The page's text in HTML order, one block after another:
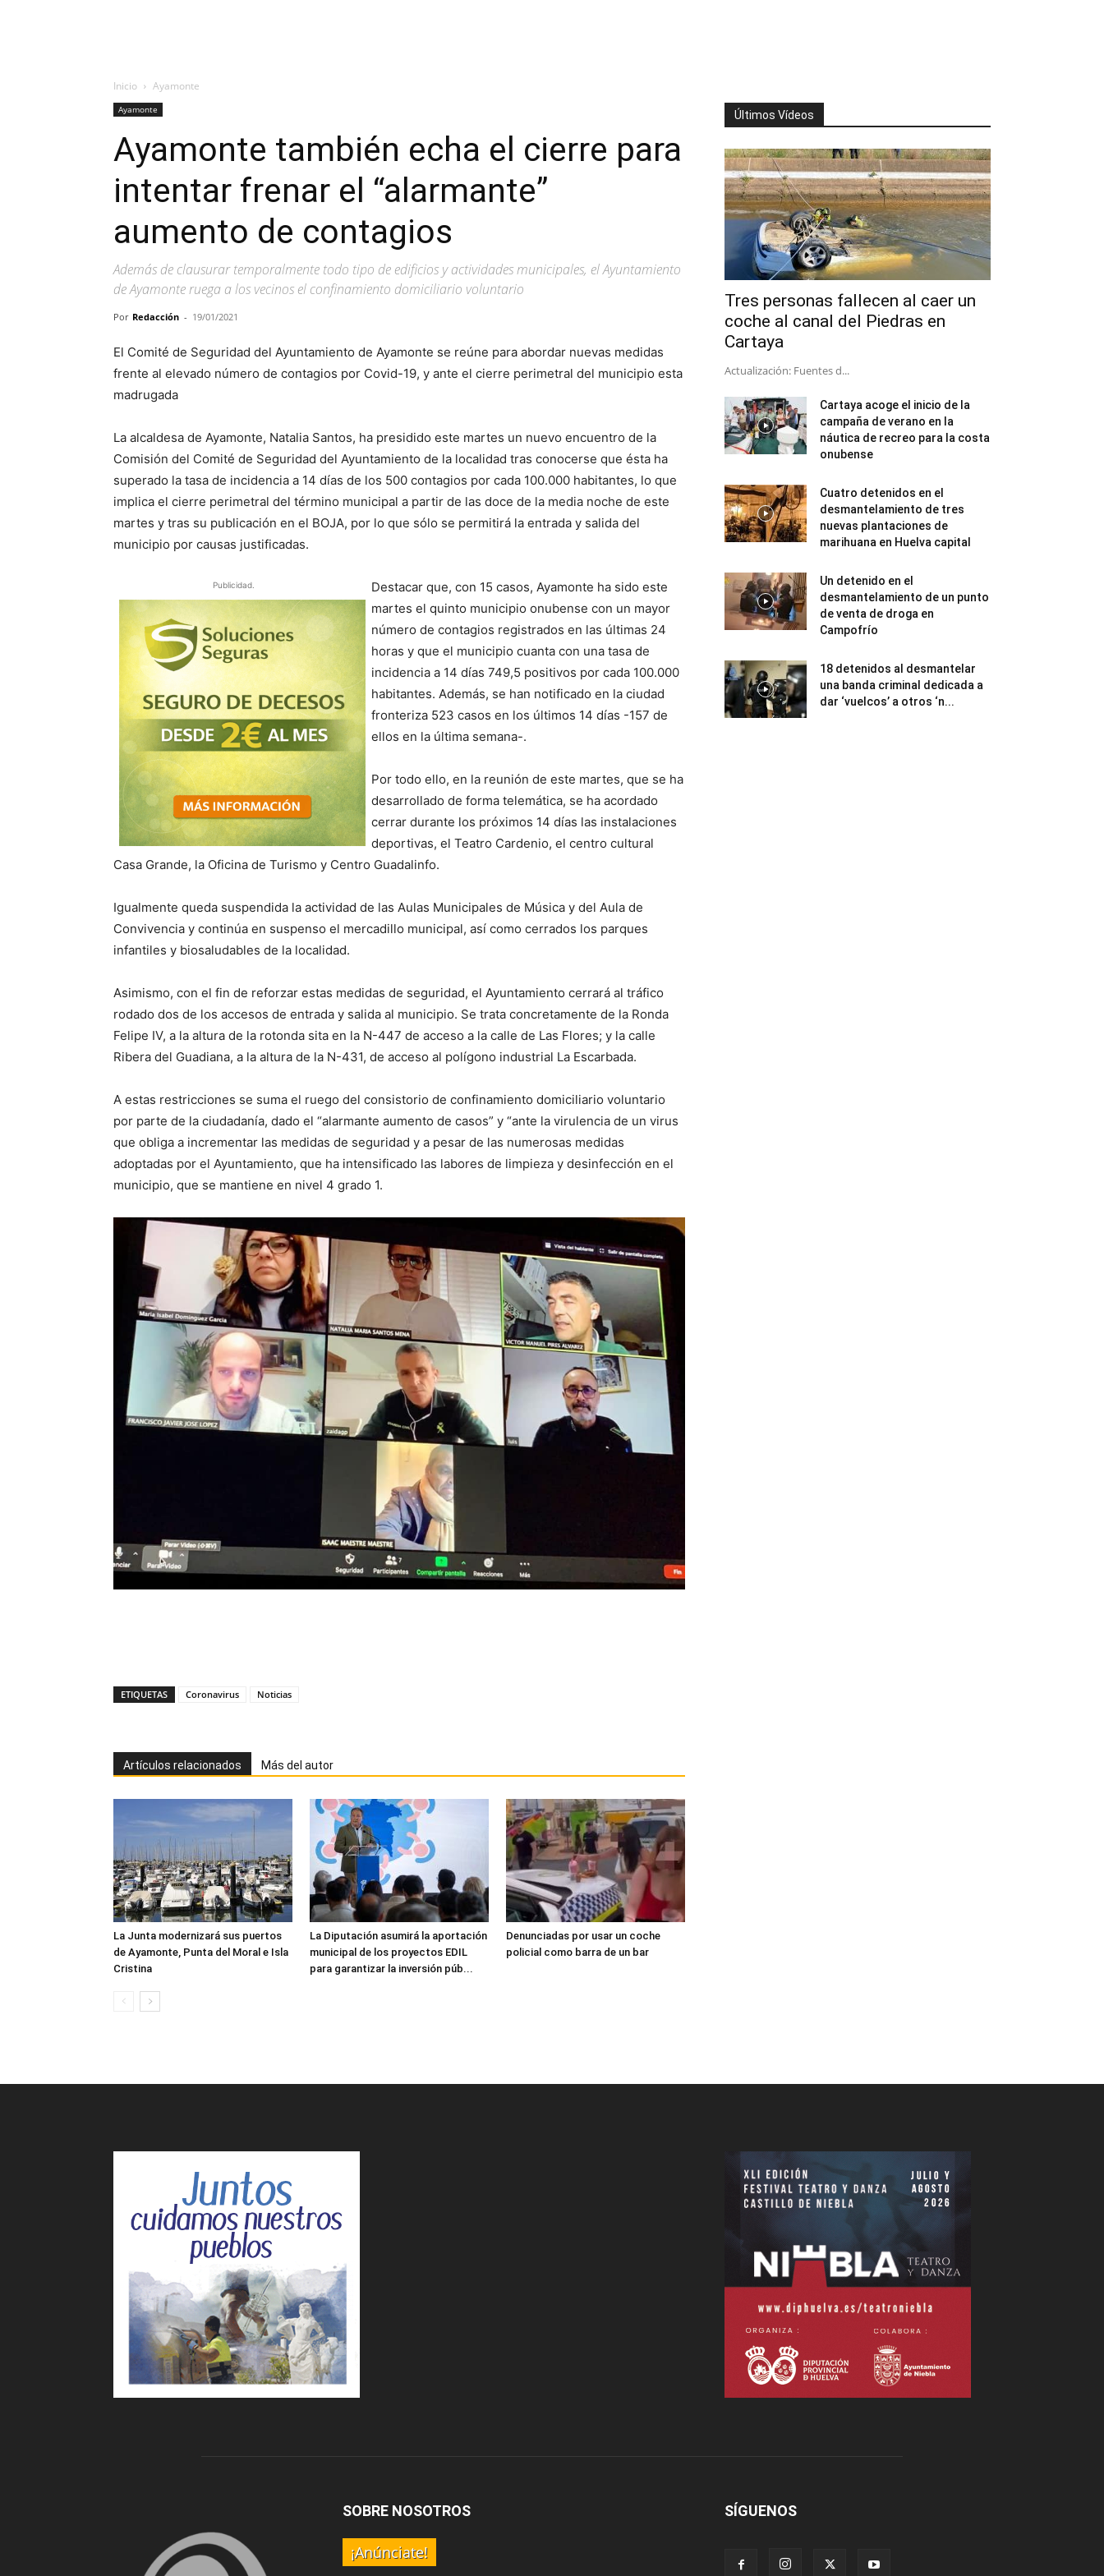
Inicio Ayamonte
Ayamonte
Ayamonte también echa el cierre para
intentar frenar el “alarmante”
aumento de contagios
Además de clausurar temporalmente todo tipo de edificios y actividades municipales, el Ayuntamiento
de Ayamonte ruega a los vecinos el confinamiento domiciliario voluntario
Por Redacción - 19/01/2021
El Comité de Seguridad del Ayuntamiento de Ayamonte se reúne para abordar nuevas medidas
frente al elevado número de contagios por Covid-19, y ante el cierre perimetral del municipio esta
madrugada
La alcaldesa de Ayamonte, Natalia Santos, ha presidido este martes un nuevo encuentro de la
Comisión del Comité de Seguridad del Ayuntamiento de la localidad tras conocerse que ésta ha
superado la tasa de incidencia a 14 días de los 500 contagios por cada 100.000 habitantes, lo que
implica el cierre perimetral del término municipal a partir de las doce de la media noche de este
martes y tras su publicación en el BOJA, por lo que sólo se permitirá la entrada y salida del
municipio por causas justificadas.
Publicidad.
Destacar que, con 15 casos, Ayamonte ha sido este
martes el quinto municipio onubense con un mayor
número de contagios registrados en las últimas 24
horas y que el municipio cuanta con una tasa de
incidencia a 14 días 749,5 positivos por cada 100.000
habitantes. Además, se han notificado en la ciudad
fronteriza 523 casos en los últimos 14 días -157 de
ellos en la última semana-.
Por todo ello, en la reunión de este martes, que se ha
desarrollado de forma telemática, se ha acordado
cerrar durante los próximos 14 días las instalaciones
deportivas, el Teatro Cardenio, el centro cultural
Casa Grande, la Oficina de Turismo y Centro Guadalinfo.
Igualmente queda suspendida la actividad de las Aulas Municipales de Música y del Aula de
Convivencia y continúa en suspenso el mercadillo municipal, así como cerrados los parques
infantiles y biosaludables de la localidad.
Asimismo, con el fin de reforzar estas medidas de seguridad, el Ayuntamiento cerrará al tráfico
rodado dos de los accesos de entrada y salida al municipio. Se trata concretamente de la Ronda
Felipe IV, a la altura de la rotonda sita en la N-447 de acceso a la calle de Las Flores; y la calle
Ribera del Guadiana, a la altura de la N-431, de acceso al polígono industrial La Escarbada.
A estas restricciones se suma el ruego del consistorio de confinamiento domiciliario voluntario
por parte de la ciudadanía, dado el “alarmante aumento de casos” y “ante la virulencia de un virus
que obliga a incrementar las medidas de seguridad y a pesar de las numerosas medidas
adoptadas por el Ayuntamiento, que ha intensificado las labores de limpieza y desinfección en el
municipio, que se mantiene en nivel 4 grado 1.
ETIQUETAS Coronavirus Noticias
Artículos relacionados Más del autor
La Junta modernizará sus puertos
de Ayamonte, Punta del Moral e Isla
Cristina
La Diputación asumirá la aportación
municipal de los proyectos EDIL
para garantizar la inversión púb...
Denunciadas por usar un coche
policial como barra de un bar
Últimos Vídeos
Tres personas fallecen al caer un
coche al canal del Piedras en
Cartaya
Actualización: Fuentes d...
Cartaya acoge el inicio de la
campaña de verano en la
náutica de recreo para la costa
onubense
Cuatro detenidos en el
desmantelamiento de tres
nuevas plantaciones de
marihuana en Huelva capital
Un detenido en el
desmantelamiento de un punto
de venta de droga en
Campofrío
18 detenidos al desmantelar
una banda criminal dedicada a
dar ‘vuelcos’ a otros ‘n...
SOBRE NOSOTROS
¡Anúnciate!
SÍGUENOS